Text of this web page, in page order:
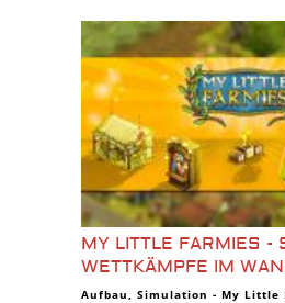
MY LITTLE FARMIES -
WETTKÄMPFE IM
Aufbau, Simulation - My Little